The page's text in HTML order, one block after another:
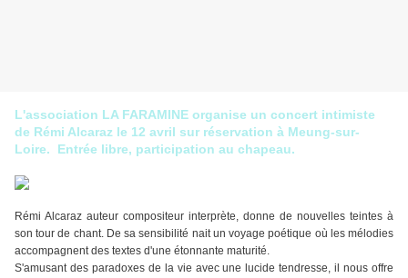
L'association LA FARAMINE organise un concert intimiste
de Rémi Alcaraz le 12 avril sur réservation à Meung-sur-
Loire. Entrée libre, participation au chapeau.
Rémi Alcaraz auteur compositeur interprète, donne de nouvelles teintes à
son tour de chant. De sa sensibilité nait un voyage poétique où les mélodies
accompagnent des textes d'une étonnante maturité.
S'amusant des paradoxes de la vie avec une lucide tendresse, il nous offre